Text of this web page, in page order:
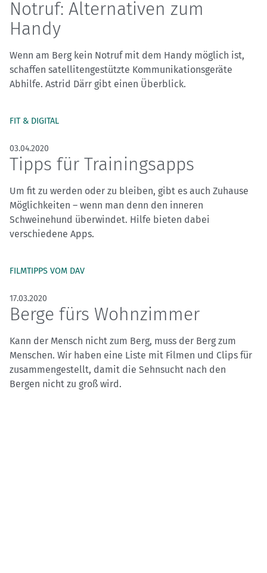
Notruf: Alternativen zum
Handy
Wenn am Berg kein Notruf mit dem Handy möglich ist,
schaffen satellitengestützte Kommunikationsgeräte
Abhilfe. Astrid Därr gibt einen Überblick.
FIT & DIGITAL
03.04.2020
Tipps für Trainingsapps
Um fit zu werden oder zu bleiben, gibt es auch Zuhause
Möglichkeiten – wenn man denn den inneren
Schweinehund überwindet. Hilfe bieten dabei
verschiedene Apps.
FILMTIPPS VOM DAV
17.03.2020
Berge fürs Wohnzimmer
Kann der Mensch nicht zum Berg, muss der Berg zum
Menschen. Wir haben eine Liste mit Filmen und Clips für
zusammengestellt, damit die Sehnsucht nach den
Bergen nicht zu groß wird.